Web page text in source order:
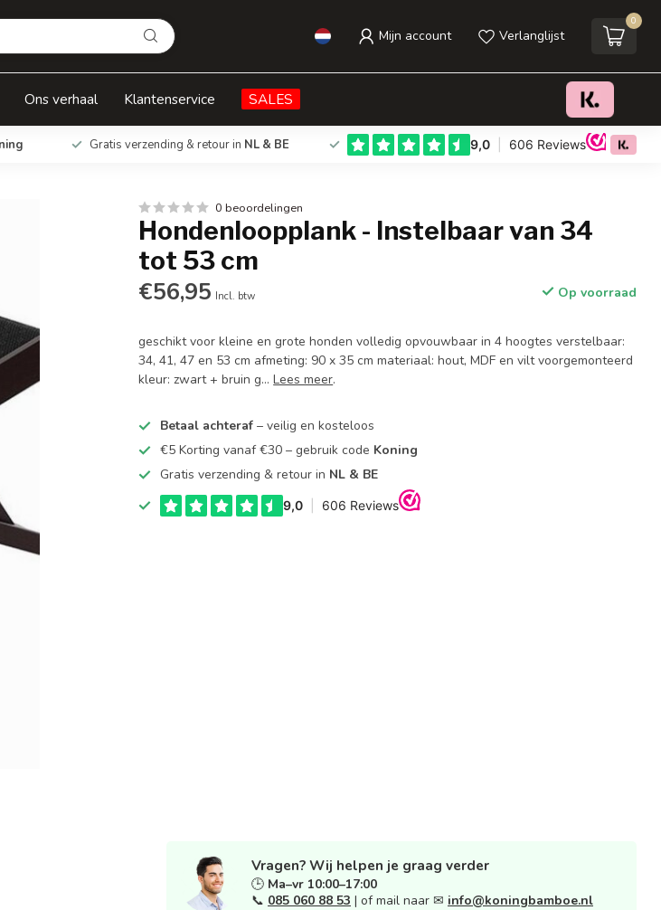
Mijn account Verlanglijst
0
Ons verhaal Klantenservice SALES
Gratis verzending & retour in NL & BE
Toevoegen aan winkelwagen
0 beoordelingen
Hondenloopplank - Instelbaar van 34
tot 53 cm
€56,95 Incl. btw Op voorraad
geschikt voor kleine en grote honden volledig opvouwbaar in 4 hoogtes verstelbaar:
34, 41, 47 en 53 cm afmeting: 90 x 35 cm materiaal: hout, MDF en vilt voorgemonteerd
kleur: zwart + bruin g...Lees meer.
Betaal achteraf – veilig en kosteloos
€5 Korting vanaf €30 – gebruik code Koning
Gratis verzending & retour in NL & BE
Vragen? Wij helpen je graag verder
🕒 Ma–vr 10:00–17:00
📞 085 060 88 53 | of mail naar ✉ info@koningbamboe.nl